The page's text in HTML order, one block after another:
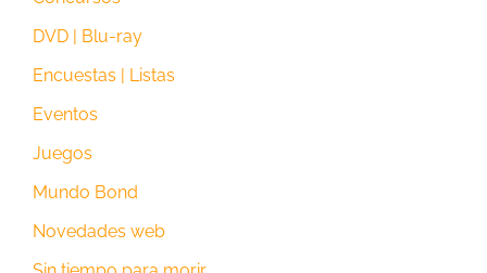
DVD | Blu-ray
Encuestas | Listas
Eventos
Juegos
Mundo Bond
Novedades web